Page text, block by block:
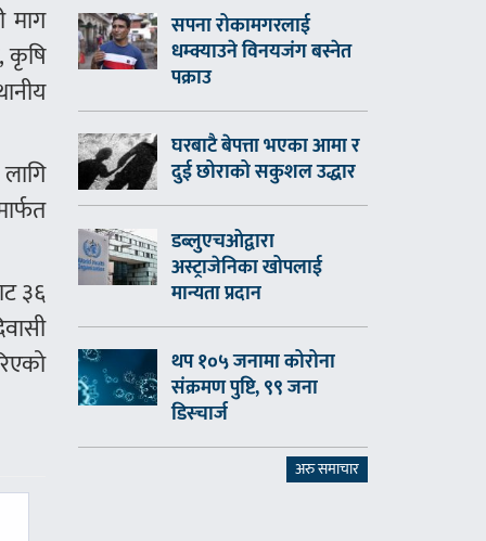
माग
कृषि
३६
सपना रोकामगरलाई
धम्क्याउने विनयजंग बस्नेत
पक्राउ
घरबाटै बेपत्ता भएका आमा र
दुई छोराको सकुशल उद्धार
डब्लुएचओद्वारा
अस्ट्राजेनिका खोपलाई
मान्यता प्रदान
थप १०५ जनामा कोरोना
संक्रमण पुष्टि, ९९ जना
डिस्चार्ज
अरु समाचार